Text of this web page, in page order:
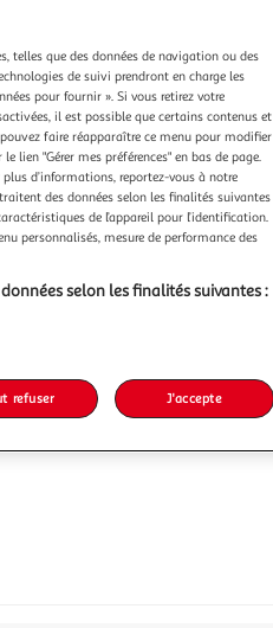
telles que des données de navigation ou des
de suivi prendront en charge les
pour fournir ». Si vous retirez votre
il est possible que certains contenus et
faire réapparaître ce menu pour modifier
"Gérer mes préférences" en bas de page.
d’informations, reportez-vous à notre
des données selon les finalités suivantes
de l’appareil pour l’identification.
personnalisés, mesure de performance des
selon les finalités suivantes :
refuser J'accepte